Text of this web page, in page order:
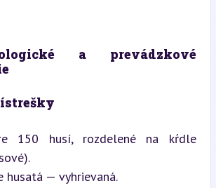
a prevádzkové
150 husí, rozdelené na kŕdle
husatá — vyhrievaná.